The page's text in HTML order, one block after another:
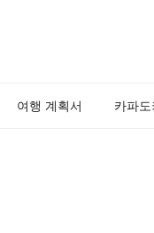
여행 계획서 카파